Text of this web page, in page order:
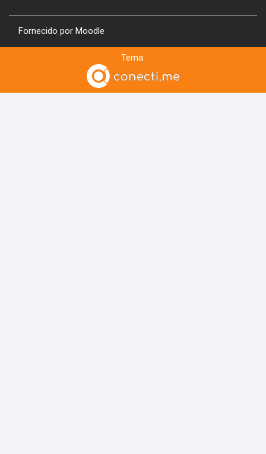
Fornecido por Moodle
Tema: